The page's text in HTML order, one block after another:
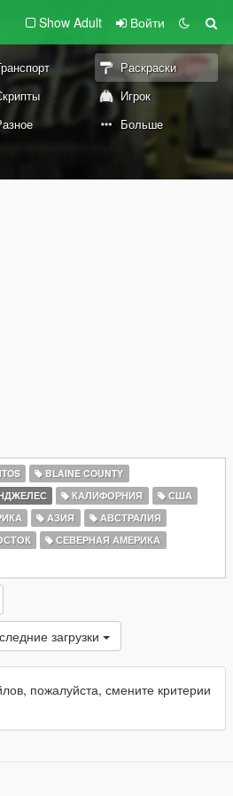
Show Adult Войти
Раскраски
Игрок
Больше
BLAINE COUNTY
КАЛИФОРНИЯ
США
АЗИЯ
АВСТРАЛИЯ
СЕВЕРНАЯ АМЕРИКА
загрузки
пожалуйста, смените критерии